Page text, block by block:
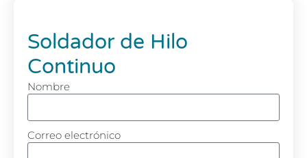
Soldador de Hilo
Continuo
Nombre
Correo electrónico